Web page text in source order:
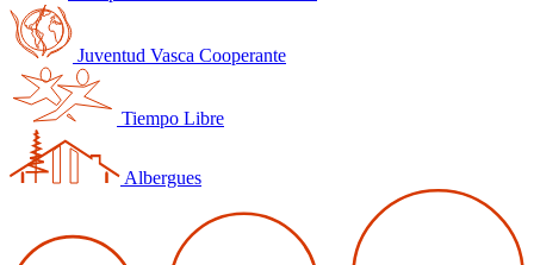
Juventud Vasca Cooperante
Tiempo Libre
Albergues